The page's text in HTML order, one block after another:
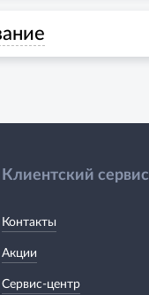
Клиентский сервис
Контакты
Акции
Сервис-центр